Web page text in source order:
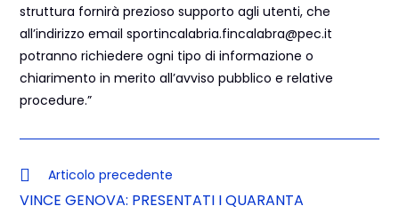
struttura fornirà prezioso supporto agli utenti, che
all’indirizzo email sportincalabria.fincalabra@pec.it
potranno richiedere ogni tipo di informazione o
chiarimento in merito all’avviso pubblico e relative
procedure.”
Articolo precedente
VINCE GENOVA: PRESENTATI I QUARANTA